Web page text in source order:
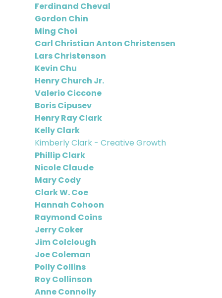
Ferdinand Cheval
Gordon Chin
Ming Choi
Carl Christian Anton Christensen
Lars Christenson
Kevin Chu
Henry Church Jr.
Valerio Ciccone
Boris Cipusev
Henry Ray Clark
Kelly Clark
Kimberly Clark - Creative Growth
Phillip Clark
Nicole Claude
Mary Cody
Clark W. Coe
Hannah Cohoon
Raymond Coins
Jerry Coker
Jim Colclough
Joe Coleman
Polly Collins
Roy Collinson
Anne Connolly